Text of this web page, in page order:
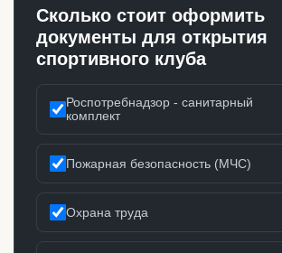
Сколько стоит оформить
документы для открытия
спортивного клуба
Роспотребнадзор - санитарный
комплект
Пожарная безопасность (МЧС)
Охрана труда